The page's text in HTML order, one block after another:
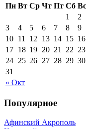
Пн Вт Ср Чт Пт Сб Вс
« Окт
1
2
3
4 5 6 7 8
9
10 11 12 13 14 15 16
17 18 19 20 21 22 23
24 25 26 27 28 29 30
31
Популярное
Афинский Акрополь